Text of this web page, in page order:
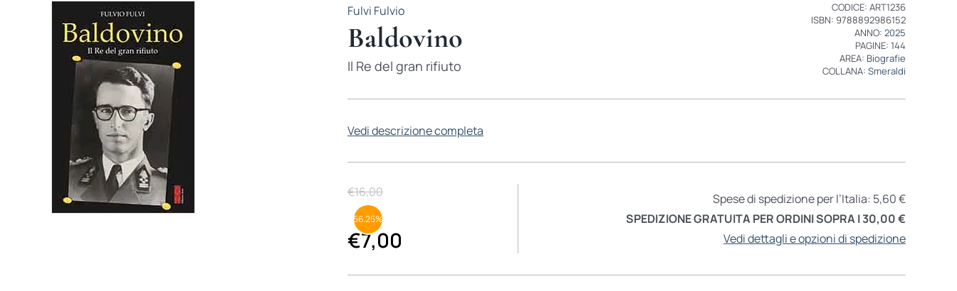
Fulvi Fulvio
Baldovino
Il Re del gran rifiuto
CODICE: ART1236
ISBN: 9788892986152
ANNO:2025
PAGINE: 144
AREA: Biografie
COLLANA:Smeraldi
Vedi descrizione completa
€16,00
€7,00
56.25%
Spese di spedizione per l’Italia: 5,60 €
SPEDIZIONE GRATUITA PER ORDINI SOPRA I 30,00 €
Vedi dettagli e opzioni di spedizione